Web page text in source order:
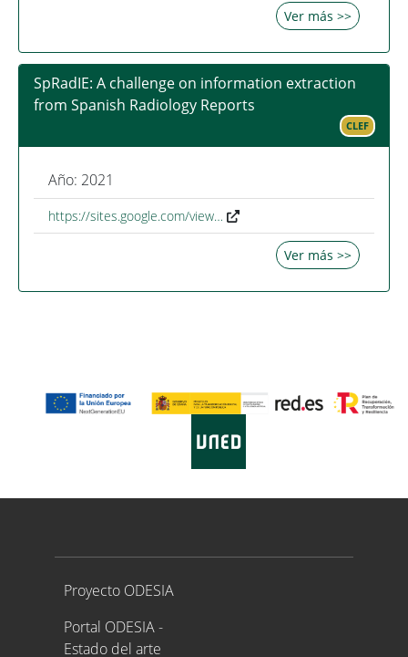
Ver más >>
SpRadIE: A challenge on information extraction
from Spanish Radiology Reports
CLEF
Año: 2021
https://sites.google.com/view…
Ver más >>
Proyecto ODESIA
Proyecto ODESIA
Portal ODESIA -
Estado del arte